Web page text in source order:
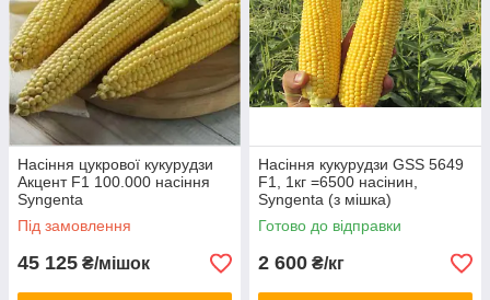
Насіння цукрової кукурудзи
Акцент F1 100.000 насіння
Syngenta
Під замовлення
45 125 ₴/мішок
Насіння кукурудзи GSS 5649
F1, 1кг =6500 насінин,
Syngenta (з мішка)
Готово до відправки
2 600 ₴/кг